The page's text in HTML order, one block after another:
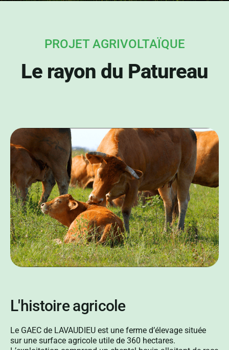
PROJET AGRIVOLTAÏQUE
Le rayon du Patureau
L'histoire agricole
Le GAEC de LAVAUDIEU est une ferme d’élevage située
sur une surface agricole utile de 360 hectares.